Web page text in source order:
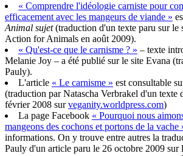
« Comprendre l'idéologie carniste pour
efficacement avec les mangeurs de viande »
Animal sujet(traduction d'un texte paru sur le
Action for Animals en août 2009).
« Qu'est-ce que le carnisme ? » – texte
Melanie Joy – a été publié sur le site Evana
Pauly).
L'article « Le carnisme » est consultable
(traduction par Natascha Verbrakel d'un texte
février 2008 surveganity.worldpress.com)
La page Facebook « Pourquoi nous
mangeons des cochons et portons de la vache
informations. On y trouve entre autres la
Pauly d'un article paru le 26 octobre 2009 sur